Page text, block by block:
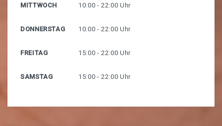
MITTWOCH 10:00 - 22:00 Uhr
DONNERSTAG 10:00 - 22:00 Uhr
FREITAG 15:00 - 22:00 Uhr
SAMSTAG 15:00 - 22:00 Uhr